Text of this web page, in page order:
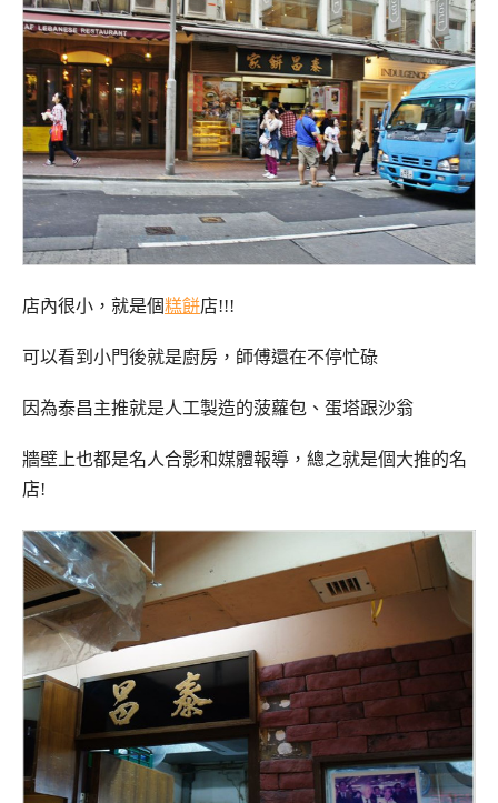
店內很小，就是個糕餅店!!!
可以看到小門後就是廚房，師傅還在不停忙碌
因為泰昌主推就是人工製造的菠蘿包、蛋塔跟沙翁
牆壁上也都是名人合影和媒體報導，總之就是個大推的名
店!